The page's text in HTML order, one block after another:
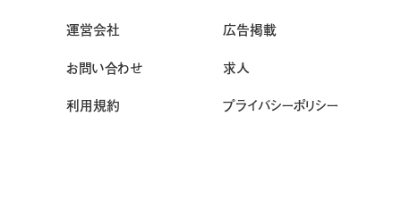
運営会社
広告掲載
お問い合わせ
求人
利用規約 プライバシーポリシー